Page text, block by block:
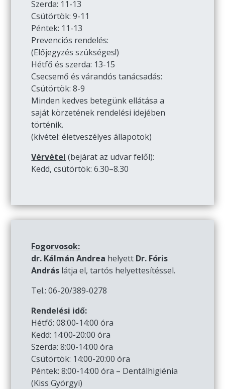
Szerda: 11-13
Csütörtök: 9-11
Péntek: 11-13
Prevenciós rendelés:
(Előjegyzés szükséges!)
Hétfő és szerda: 13-15
Csecsemő és várandós tanácsadás:
Csütörtök: 8-9
Minden kedves betegünk ellátása a
saját körzetének rendelési idejében
történik.
(kivétel: életveszélyes állapotok)
Vérvétel (bejárat az udvar felől):
Kedd, csütörtök: 6.30–8.30
Fogorvosok:
dr. Kálmán Andrea helyett Dr. Fóris
András látja el, tartós helyettesítéssel.
Tel.: 06-20/389-0278
Rendelési idő:
Hétfő: 08:00-14:00 óra
Kedd: 14:00-20:00 óra
Szerda: 8:00-14:00 óra
Csütörtök: 14:00-20:00 óra
Péntek: 8:00-14:00 óra – Dentálhigiénia
(Kiss Györgyi)